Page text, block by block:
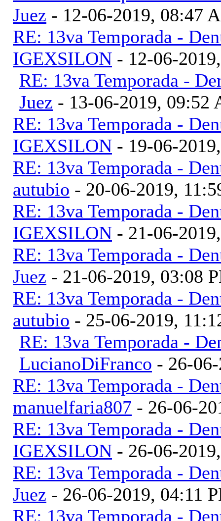
Juez - 12-06-2019, 08:47
RE: 13va Temporada -
IGEXSILON - 12-06-
RE: 13va Temporada -
Juez - 13-06-2019, 09:52
RE: 13va Temporada -
IGEXSILON - 19-06-
RE: 13va Temporada -
autubio - 20-06-2019,
RE: 13va Temporada -
IGEXSILON - 21-06-
RE: 13va Temporada -
Juez - 21-06-2019, 03:08
RE: 13va Temporada -
autubio - 25-06-2019,
RE: 13va Temporada -
LucianoDiFranco - 26-
RE: 13va Temporada -
manuelfaria807 - 26-06-
RE: 13va Temporada -
IGEXSILON - 26-06-
RE: 13va Temporada -
Juez - 26-06-2019, 04:11
RE: 13va Temporada -